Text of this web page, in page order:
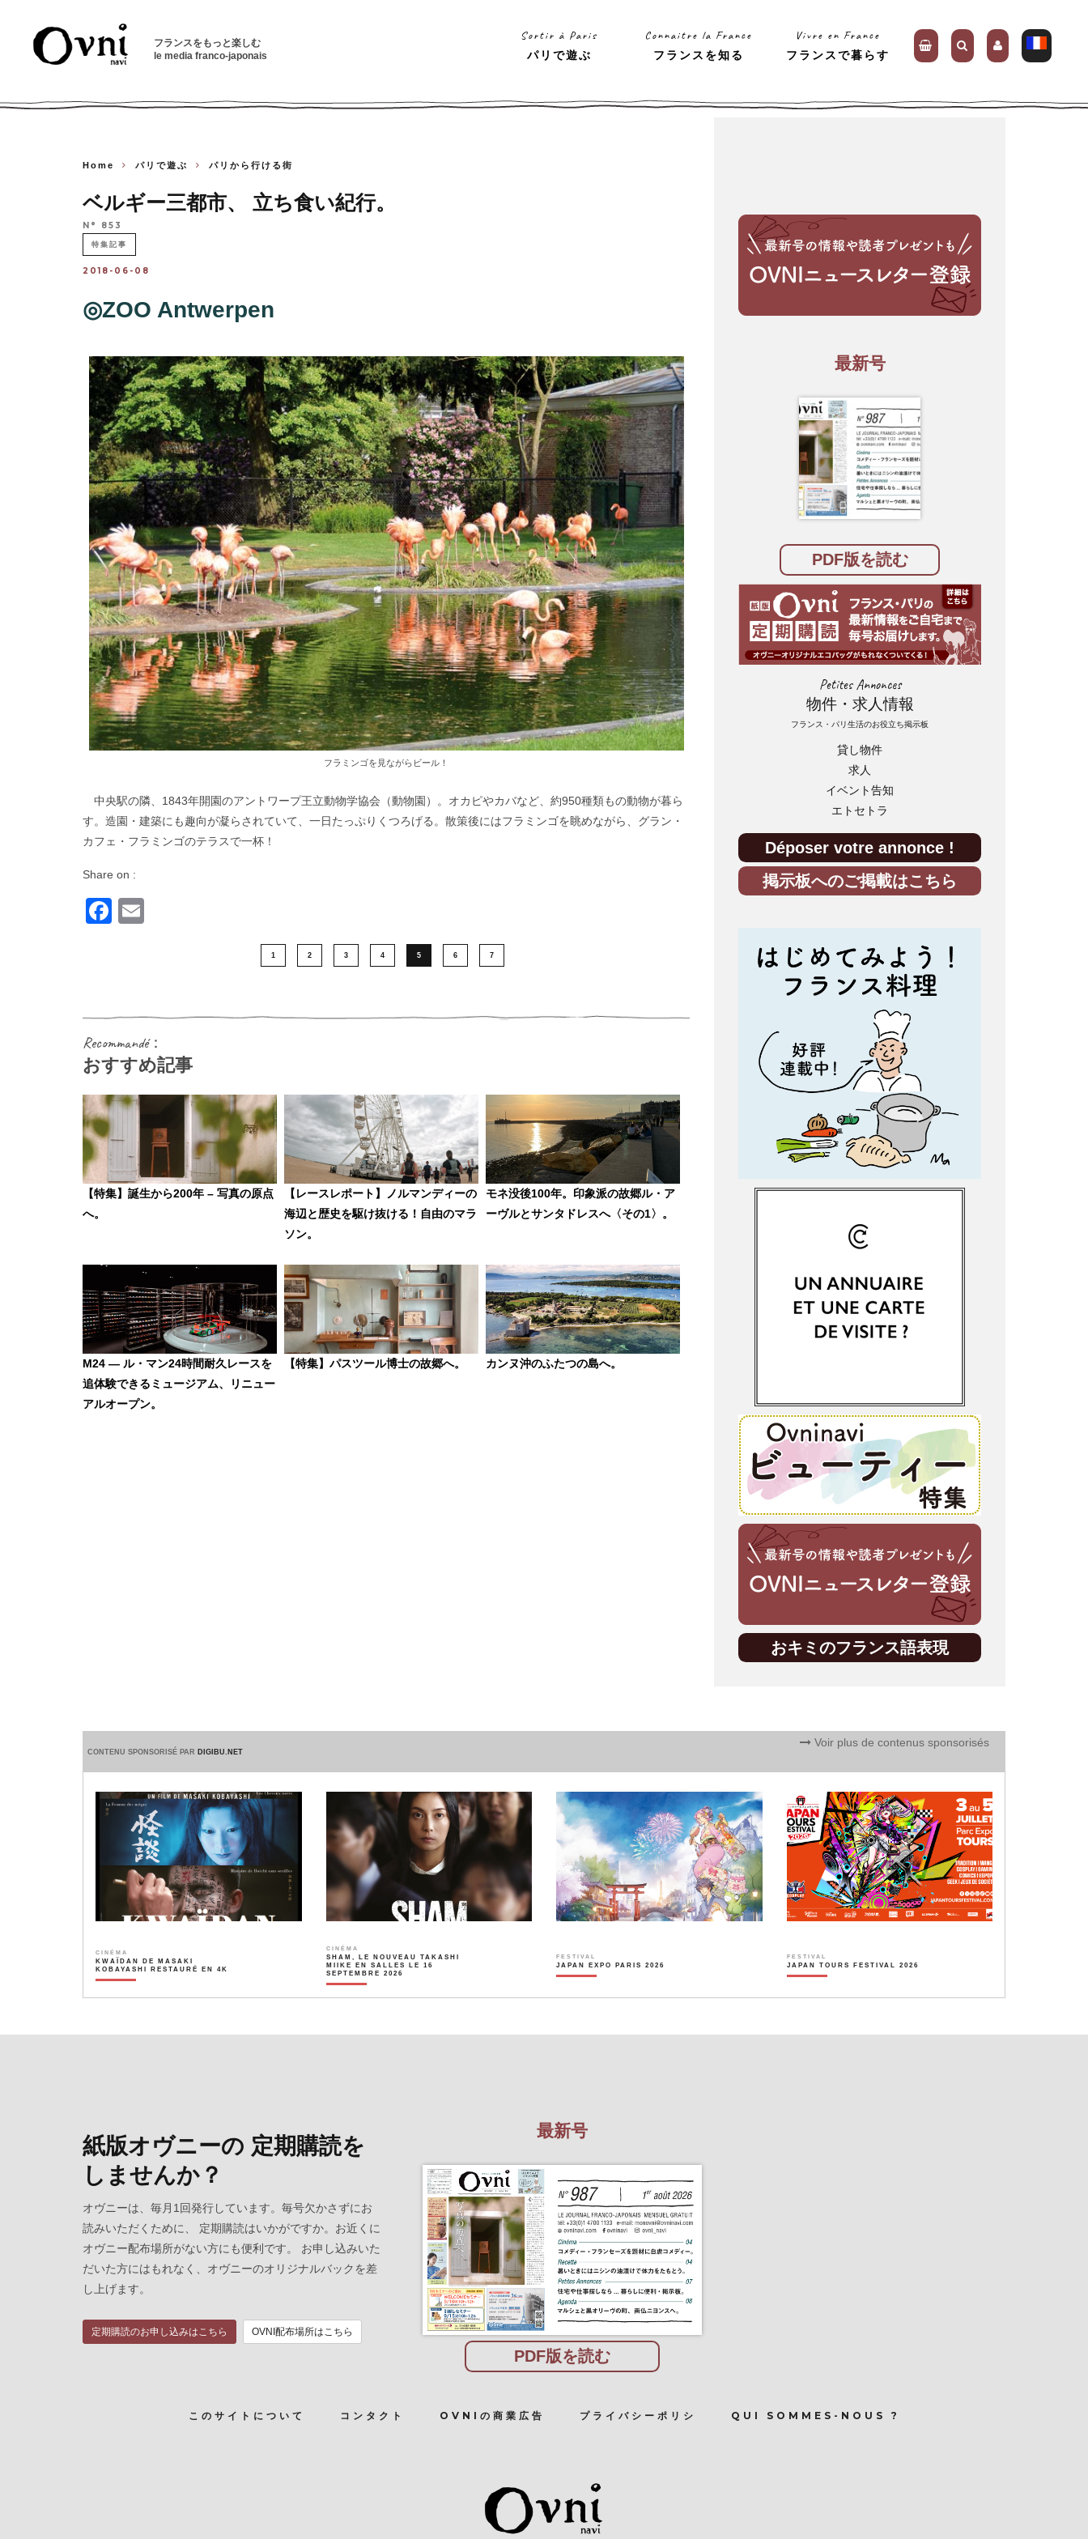
フランスをもっと楽しむ
le media franco-japonais
Sortir à Paris
パリで遊ぶ
Connaitre la France
フランスを知る
Vivre en France
フランスで暮らす
Home パリで遊ぶ パリから行ける街
ベルギー三都市、 立ち食い紀行。
N° 853
特集記事
2018-06-08
◎ZOO Antwerpen
フラミンゴを見ながらビール！
中央駅の隣、1843年開園のアントワープ王立動物学協会（動物園）。オカピやカバなど、約950種類もの動物が暮ら
す。造園・建築にも趣向が凝らされていて、一日たっぷりくつろげる。散策後にはフラミンゴを眺めながら、グラン・
カフェ・フラミンゴのテラスで一杯！
Share on :
Facebook
1 2 3 4 5 6 7
Recommandé：
おすすめ記事
【特集】誕生から200年 – 写真の原点
へ。
【レースレポート】ノルマンディーの
海辺と歴史を駆け抜ける！自由のマラ
ソン。
モネ没後100年。印象派の故郷ル・ア
ーヴルとサンタドレスへ〈その1〉。
M24 — ル・マン24時間耐久レースを
追体験できるミュージアム、リニュー
アルオープン。
【特集】パスツール博士の故郷へ。 カンヌ沖のふたつの島へ。
最新号
PDF版を読む
Petites Annonces
物件・求人情報
フランス・パリ生活のお役立ち掲示板
貸し物件
求人
イベント告知
エトセトラ
Déposer votre annonce !
掲示板へのご掲載はこちら
おキミのフランス語表現
CONTENU SPONSORISÉ PAR DIGIBU.NET
Voir plus de contenus sponsorisés
CINÉMA
KWAÏDAN DE MASAKI
KOBAYASHI RESTAURÉ EN 4K
CINÉMA
SHAM, LE NOUVEAU TAKASHI
MIIKE EN SALLES LE 16
SEPTEMBRE 2026
FESTIVAL
JAPAN EXPO PARIS 2026
FESTIVAL
JAPAN TOURS FESTIVAL 2026
紙版オヴニーの 定期購読を
しませんか？
オヴニーは、毎月1回発行しています。毎号欠かさずにお
読みいただくために、 定期購読はいかがですか。お近くに
オヴニー配布場所がない方にも便利です。 お申し込みいた
だいた方にはもれなく、オヴニーのオリジナルバックを差
し上げます。
定期購読のお申し込みはこちら OVNI配布場所はこちら
最新号
PDF版を読む
このサイトについて コンタクト OVNIの商業広告 プライバシーポリシ QUI SOMMES-NOUS ?